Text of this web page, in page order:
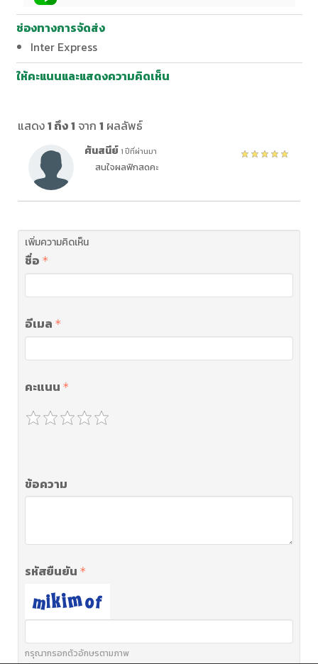
ช่องทางการจัดส่ง
Inter Express
ให้คะแนนและแสดงความคิดเห็น
แสดง1 ถึง 1 จาก 1 ผลลัพธ์
ศันสนีย์ 1 ปีที่ผ่านมา
สนใจผลฟิกสดคะ
เพิ่มความคิดเห็น
ชื่อ
อีเมล
คะแนน
ข้อความ
รหัสยืนยัน
กรุณากรอกตัวอักษรตามภาพ